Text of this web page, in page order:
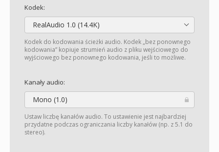
Kodek:
RealAudio 1.0 (14.4K)
Kodek do kodowania ścieżki audio. Kodek „bez ponownego
kodowania” kopiuje strumień audio z pliku wejściowego do
wyjściowego bez ponownego kodowania, jeśli to możliwe.
Kanały audio:
Mono (1.0)
Ustaw liczbę kanałów audio. To ustawienie jest najbardziej
przydatne podczas ograniczania liczby kanałów (np. z 5.1 do
stereo).